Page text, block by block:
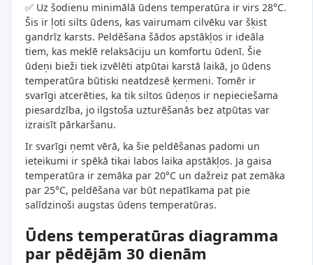
✅ Uz šodienu minimālā ūdens temperatūra ir virs 28°C.
Šis ir ļoti silts ūdens, kas vairumam cilvēku var šķist
gandrīz karsts. Peldēšana šādos apstākļos ir ideāla
tiem, kas meklē relaksāciju un komfortu ūdenī. Šie
ūdeņi bieži tiek izvēlēti atpūtai karstā laikā, jo ūdens
temperatūra būtiski neatdzesē ķermeni. Tomēr ir
svarīgi atcerēties, ka tik siltos ūdeņos ir nepieciešama
piesardzība, jo ilgstoša uzturēšanās bez atpūtas var
izraisīt pārkaršanu.
Ir svarīgi ņemt vērā, ka šie peldēšanas padomi un
ieteikumi ir spēkā tikai labos laika apstākļos. Ja gaisa
temperatūra ir zemāka par 20°C un dažreiz pat zemāka
par 25°C, peldēšana var būt nepatīkama pat pie
salīdzinoši augstas ūdens temperatūras.
Ūdens temperatūras diagramma
par pēdējām 30 dienām